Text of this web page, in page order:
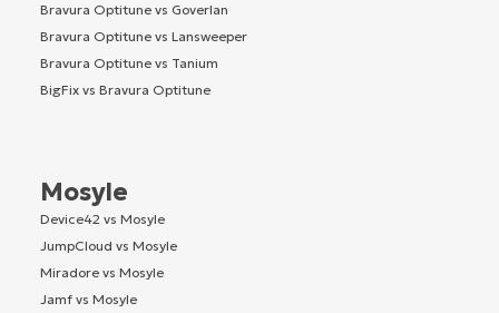
Bravura Optitune vs Goverlan
Bravura Optitune vs Lansweeper
Bravura Optitune vs Tanium
BigFix vs Bravura Optitune
Mosyle
Device42 vs Mosyle
JumpCloud vs Mosyle
Miradore vs Mosyle
Jamf vs Mosyle